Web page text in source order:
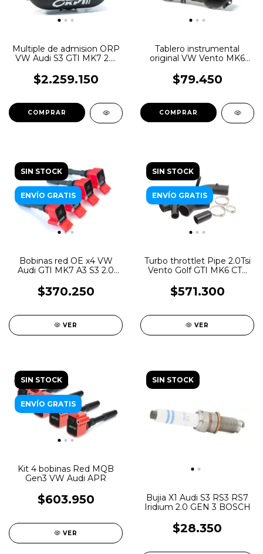
Multiple de admision ORP
VW Audi S3 GTI MK7 2.0
$2.259.150
Tablero instrumental
original VW Vento MK6
$79.450
SIN STOCK
ENVÍO GRATIS
Bobinas red OE x4 VW
Audi GTI MK7 A3 S3 2.0
$370.250
VER
SIN STOCK
ENVÍO GRATIS
Turbo throttlet Pipe 2.0Tsi
Vento Golf GTI MK6 CTS
$571.300
VER
SIN STOCK
ENVÍO GRATIS
Kit 4 bobinas Red MQB
Gen3 VW Audi APR
$603.950
VER
SIN STOCK
Bujia X1 Audi S3 RS3 RS7
Iridium 2.0 GEN 3 BOSCH
$28.350